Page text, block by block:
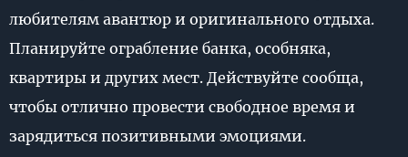
любителям авантюр и оригинального отдыха.
Планируйте ограбление банка, особняка,
квартиры и других мест. Действуйте сообща,
чтобы отлично провести свободное время и
зарядиться позитивными эмоциями.